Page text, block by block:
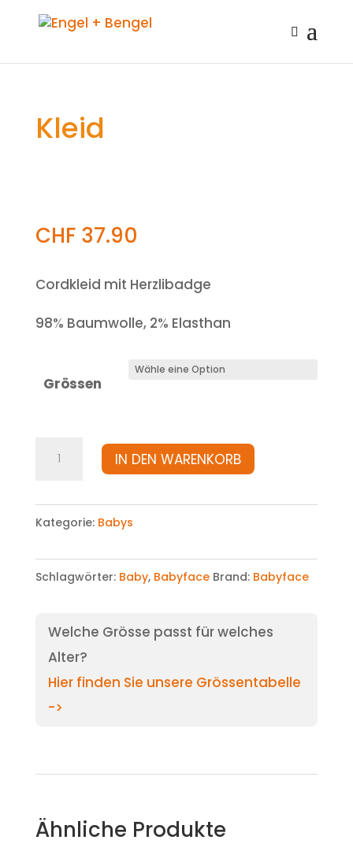
Kleid
CHF37.90
Cordkleid mit Herzlibadge
98% Baumwolle, 2% Elasthan
Grössen
Kleid
IN DEN WARENKORB
Kategorie: Babys
Schlagwörter: Baby, Babyface Brand: Babyface
Welche Grösse passt für welches
Alter?
Hier finden Sie unsere Grössentabelle
->
Ähnliche Produkte